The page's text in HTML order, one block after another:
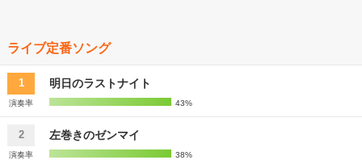
ともあれ、天気予報はかなり怪しかったですが、なんとか降られずに
ライブ定番ソング
1 明日のラストナイト
演奏率 43%
2 左巻きのゼンマイ
演奏率 38%